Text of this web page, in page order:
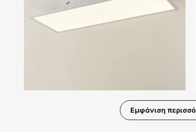
Εμφάνιση